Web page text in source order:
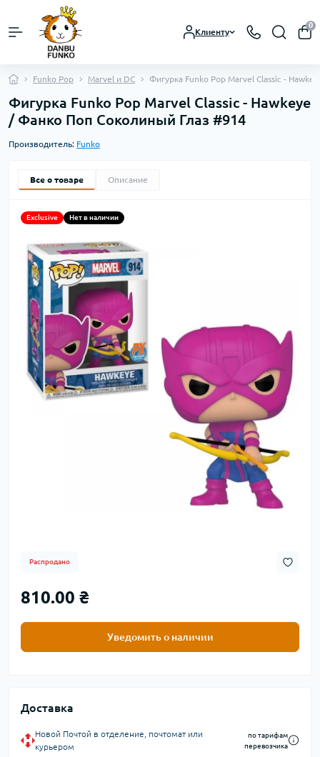
Клиенту
0
Funko Pop Marvel и DC Фигурка Funko Pop Marvel Classic -
Фигурка Funko Pop Marvel Classic - Hawkeye
/ Фанко Поп Соколиный Глаз #914
Производитель: Funko
Все о товаре Описание
Exclusive Нет в наличии
Распродано
810.00 ₴
Уведомить о наличии
Доставка
Новой Почтой в отделение, почтомат или
курьером
по тарифам
перевозчика